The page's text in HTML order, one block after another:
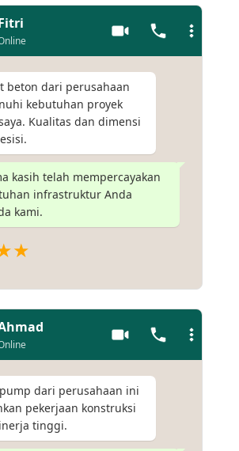
beton dari perusahaan
kebutuhan proyek
Kualitas dan dimensi
kasih telah mempercayakan
infrastruktur Anda
kami.
dari perusahaan ini
pekerjaan konstruksi
tinggi.